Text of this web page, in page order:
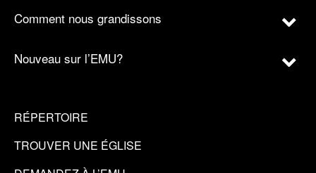
Comment nous grandissons
Nouveau sur l’EMU?
RÉPERTOIRE
TROUVER UNE ÉGLISE